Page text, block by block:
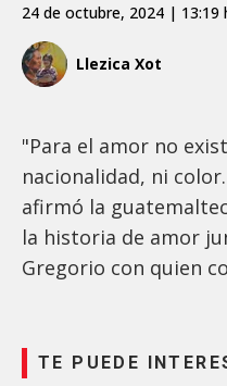
Llezica Xot
24 de octubre, 2024 | 13:19
"Para el amor no
nacionalidad, ni
afirmó la
la historia de amor
Gregorio con quien
TE PUEDE